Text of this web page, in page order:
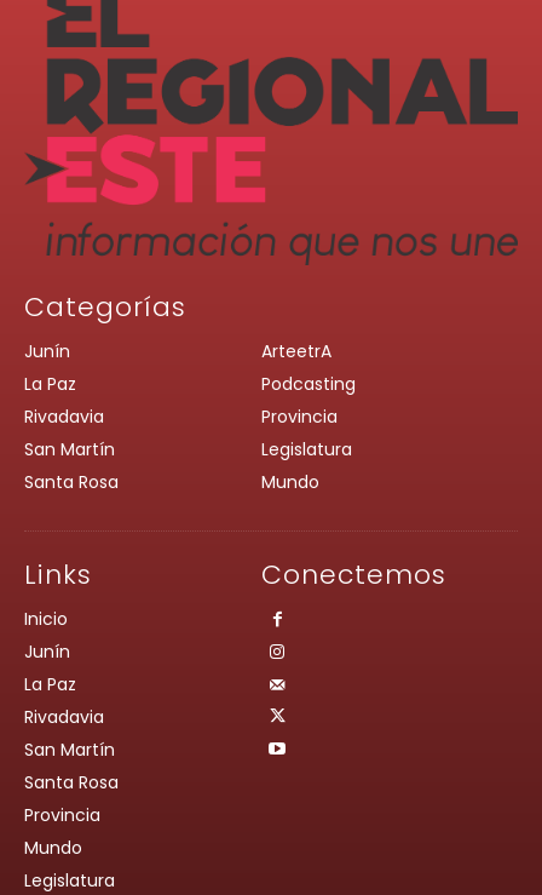
Categorías
Junín
La Paz
Rivadavia
San Martín
Santa Rosa
ArteetrA
Podcasting
Provincia
Legislatura
Mundo
Links
Inicio
Junín
La Paz
Rivadavia
San Martín
Santa Rosa
Provincia
Mundo
Legislatura
Conectemos